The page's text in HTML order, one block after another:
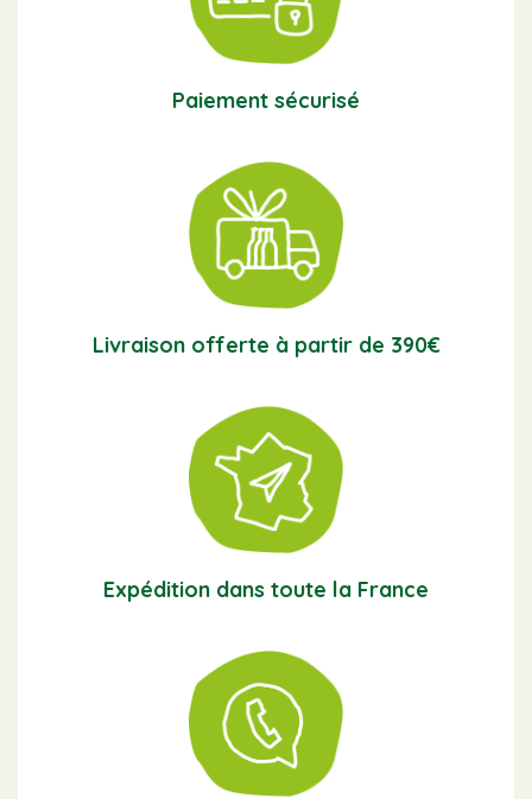
Paiement sécurisé
Livraison offerte à partir de 390€
Expédition dans toute la France